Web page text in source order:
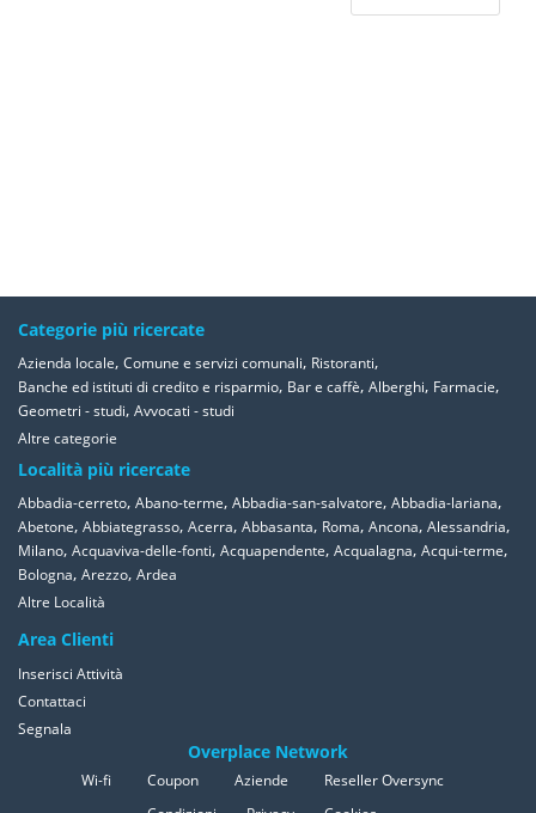
Categorie più ricercate
Azienda locale, Comune e servizi comunali, Ristoranti,
Banche ed istituti di credito e risparmio, Bar e caffè, Alberghi, Farmacie,
Geometri - studi, Avvocati - studi
Altre categorie
Località più ricercate
Abbadia-cerreto, Abano-terme, Abbadia-san-salvatore, Abbadia-lariana,
Abetone, Abbiategrasso, Acerra, Abbasanta, Roma, Ancona, Alessandria,
Milano, Acquaviva-delle-fonti, Acquapendente, Acqualagna, Acqui-terme,
Bologna, Arezzo, Ardea
Altre Località
Area Clienti
Inserisci Attività
Contattaci
Segnala
Overplace Network
Wi-fi Coupon Aziende
Reseller Oversync